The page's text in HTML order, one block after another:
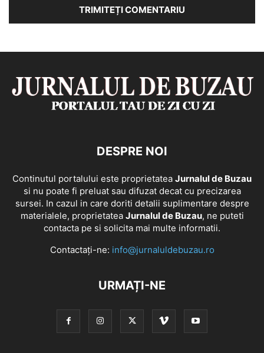
DESPRE NOI
Continutul portalului este proprietatea Jurnalul de Buzau
si nu poate fi preluat sau difuzat decat cu precizarea
sursei. In cazul in care doriti detalii suplimentare despre
materialele, proprietatea Jurnalul de Buzau, ne puteti
contacta pe si solicita mai multe informatii.
Contactați-ne: info@jurnaluldebuzau.ro
URMAȚI-NE